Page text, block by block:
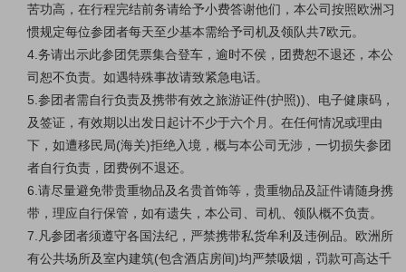
苦功高，在行程完结前务请给予小费答谢他们，本公司按照欧洲习
惯规定每位参团者每天至少基本需给予司机及领队共7欧元。
4.务请出示此参团凭票集合登车，逾时不侯，团费恕不退还，本公
司恕不负责。如遇特殊事故请致紧急电话。
5.参团者需自行负责及携带有效之旅游证件(护照))、电子健康码，
及签证，有效期以出发日起计不少于六个月。在任何情况或理由
下，如遭移民局(海关)拒绝入境，概与本公司无涉，一切损失参团
者自行负责，团费例不退还。
6.请尽量避免带贵重物品及名贵首饰等，贵重物品及証件请随身携
带，理应自行保管，如有遗失，本公司、司机、领队概不负责。
7.凡参团者须遵守各国法纪，严禁携带私货牟利及违例品。欧洲所
有公共场所及室内建筑(包含酒店房间)均严禁吸烟，罚款可高达千